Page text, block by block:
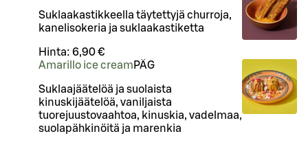
Suklaakastikkeella täytettyjä churroja,
kanelisokeria ja suklaakastiketta
Hinta: 6,90 €
Amarillo ice cream PÄG
Suklaajäätelöä ja suolaista
kinuskijäätelöä, vaniljaista
tuorejuustovaahtoa, kinuskia, vadelmaa,
suolapähkinöitä ja marenkia